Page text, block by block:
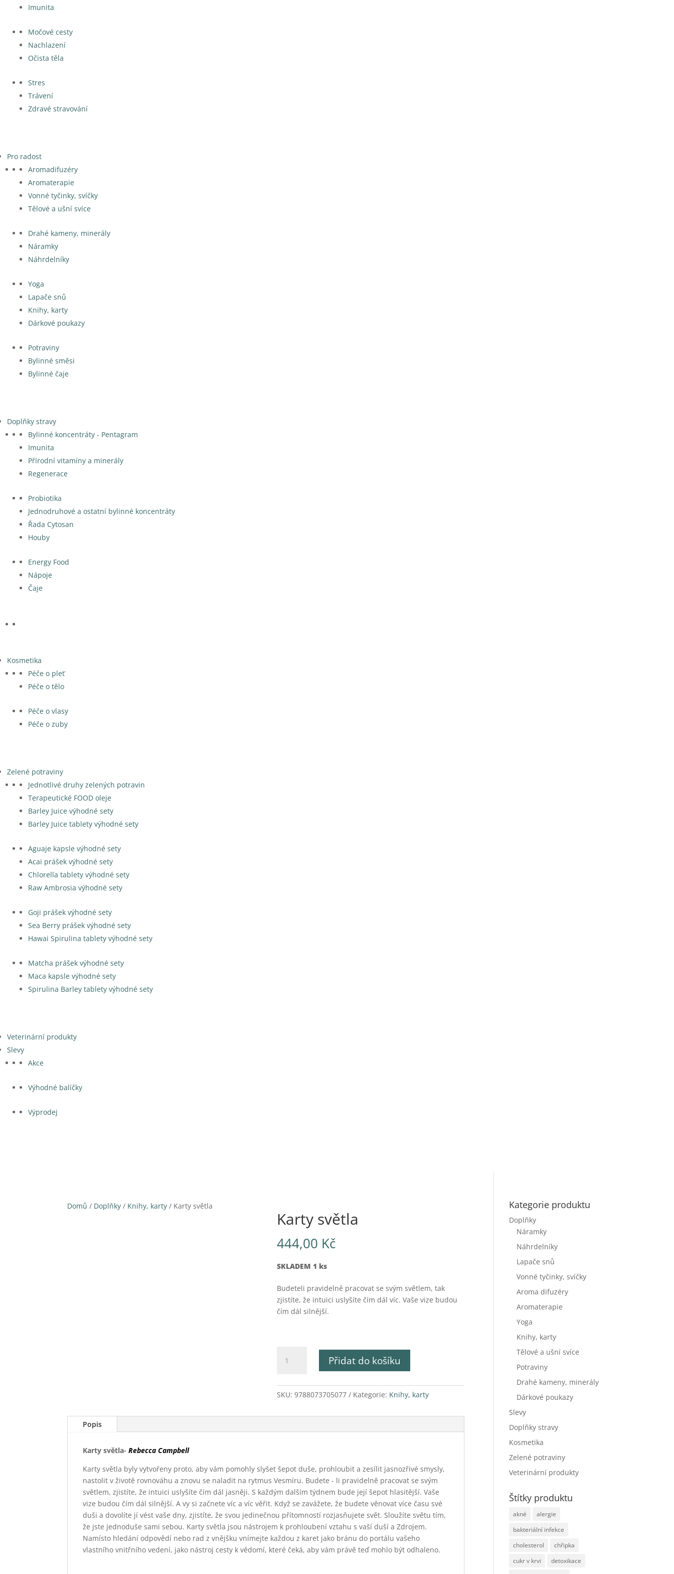
Imunita
Močové cesty
Nachlazení
Očista těla
Stres
Trávení
Zdravé stravování
Pro radost
Aromadifuzéry
Aromaterapie
Vonné tyčinky, svíčky
Tělové a ušní svíce
Drahé kameny, minerály
Náramky
Náhrdelníky
Yoga
Lapače snů
Knihy, karty
Dárkové poukazy
Potraviny
Bylinné směsi
Bylinné čaje
Doplňky stravy
Bylinné koncentráty - Pentagram
Imunita
Přírodní vitamíny a minerály
Regenerace
Probiotika
Jednodruhové a ostatní bylinné koncentráty
Řada Cytosan
Houby
Energy Food
Nápoje
Čaje
Kosmetika
Péče o pleť
Péče o tělo
Péče o vlasy
Péče o zuby
Zelené potraviny
Jednotlivé druhy zelených potravin
Terapeutické FOOD oleje
Barley Juice výhodné sety
Barley Juice tablety výhodné sety
Aguaje kapsle výhodné sety
Acai prášek výhodné sety
Chlorella tablety výhodné sety
Raw Ambrosia výhodné sety
Goji prášek výhodné sety
Sea Berry prášek výhodné sety
Hawai Spirulina tablety výhodné sety
Matcha prášek výhodné sety
Maca kapsle výhodné sety
Spirulina Barley tablety výhodné sety
Veterinární produkty
Slevy
Akce
Výhodné balíčky
Výprodej
Domů / Doplňky / Knihy, karty / Karty světla
Karty světla
444,00 Kč
SKLADEM 1 ks
Budeteli pravidelně pracovat se svým světlem, tak
zjistíte, že intuici uslyšíte čím dál víc. Vaše vize budou
čím dál silnější.
světla
Přidat do košíku
SKU: 9788073705077 Kategorie: Knihy, karty
Popis
Karty světla- Rebecca Campbell
Karty světla byly vytvořeny proto, aby vám pomohly slyšet šepot duše, prohloubit a zesílit jasnozřivé smysly,
nastolit v životě rovnováhu a znovu se naladit na rytmus Vesmíru. Budete - li pravidelně pracovat se svým
světlem, zjistíte, že intuici uslyšíte čím dál jasněji. S každým dalším týdnem bude její šepot hlasitější. Vaše
vize budou čím dál silnější. A vy si začnete víc a víc věřit. Když se zavážete, že budete věnovat více času své
duši a dovolíte jí vést vaše dny, zjistíte, že svou jedinečnou přítomností rozjasňujete svět. Sloužíte světu tím,
že jste jednoduše sami sebou. Karty světla jsou nástrojem k prohloubení vztahu s vaší duší a Zdrojem.
Namísto hledání odpovědí nebo rad z vnějšku vnímejte každou z karet jako bránu do portálu vašeho
vlastního vnitřního vedení, jako nástroj cesty k vědomí, které čeká, aby vám právě teď mohlo být odhaleno.
Kategorie produktu
Doplňky
Náramky
Náhrdelníky
Lapače snů
Vonné tyčinky, svíčky
Aroma difuzéry
Aromaterapie
Yoga
Knihy, karty
Tělové a ušní svíce
Potraviny
Drahé kameny, minerály
Dárkové poukazy
Slevy
Doplňky stravy
Kosmetika
Zelené potraviny
Veterinární produkty
Štítky produktu
akné
alergie
bakteriální infekce
cholesterol
chřipka
cukr v krvi
detoxikace